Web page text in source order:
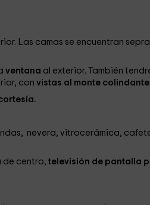
Las camas se encuentran
ventana al exterior. También
con vistas al monte
nevera, vitrocerámica,
de centro, televisión de pantalla